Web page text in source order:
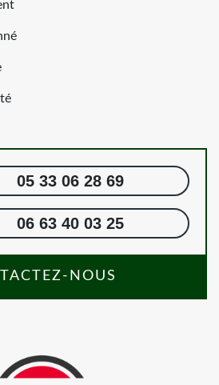
05 33 06 28 69
06 63 40 03 25
NOUS